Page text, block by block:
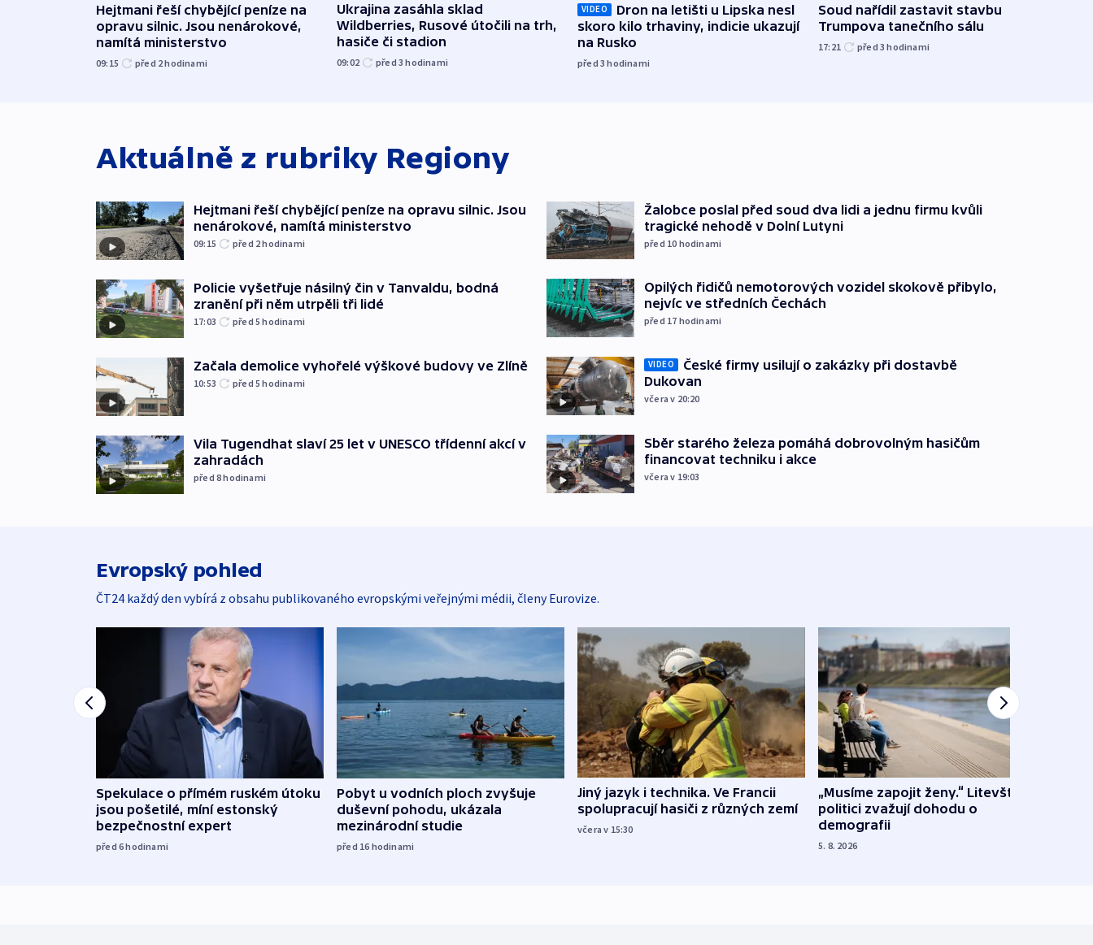
Hejtmani řeší chybějící peníze na
opravu silnic. Jsou nenárokové,
namítá ministerstvo
09:15 před 2hodinami
Ukrajina zasáhla sklad
Wildberries, Rusové útočili na trh,
hasiče či stadion
09:02 před 3hodinami
VIDEO
Dron na letišti u Lipska nesl
skoro kilo trhaviny, indicie ukazují
na Rusko
před 3hodinami
Soud nařídil zastavit stavbu
Trumpova tanečního sálu
17:21 před 3hodinami
Aktuálně z rubriky Regiony
Hejtmani řeší chybějící peníze na opravu silnic. Jsou
nenárokové, namítá ministerstvo
09:15 před 2hodinami
Policie vyšetřuje násilný čin v Tanvaldu, bodná
zranění při něm utrpěli tři lidé
17:03 před 5hodinami
Začala demolice vyhořelé výškové budovy ve Zlíně
10:53 před 5hodinami
Vila Tugendhat slaví 25 let v UNESCO třídenní akcí v
zahradách
před 8hodinami
Žalobce poslal před soud dva lidi a jednu firmu kvůli
tragické nehodě v Dolní Lutyni
před 10 hodinami
Opilých řidičů nemotorových vozidel skokově přibylo,
nejvíc ve středních Čechách
před 17 hodinami
VIDEO
České firmy usilují o zakázky při dostavbě
Dukovan
včera v 20:20
Sběr starého železa pomáhá dobrovolným hasičům
financovat techniku i akce
včera v 19:03
Evropský pohled
ČT24 každý den vybírá z obsahu publikovaného evropskými veřejnými médii, členy Eurovize.
Spekulace o přímém ruském útoku
jsou pošetilé, míní estonský
bezpečnostní expert
před 6hodinami
Pobyt u vodních ploch zvyšuje
duševní pohodu, ukázala
mezinárodní studie
před 16 hodinami
Jiný jazyk i technika. Ve Francii
spolupracují hasiči z různých zemí
včera v 15:30
„Musíme zapojit ženy.“ Litevští
politici zvažují dohodu o
demografii
5. 8. 2026